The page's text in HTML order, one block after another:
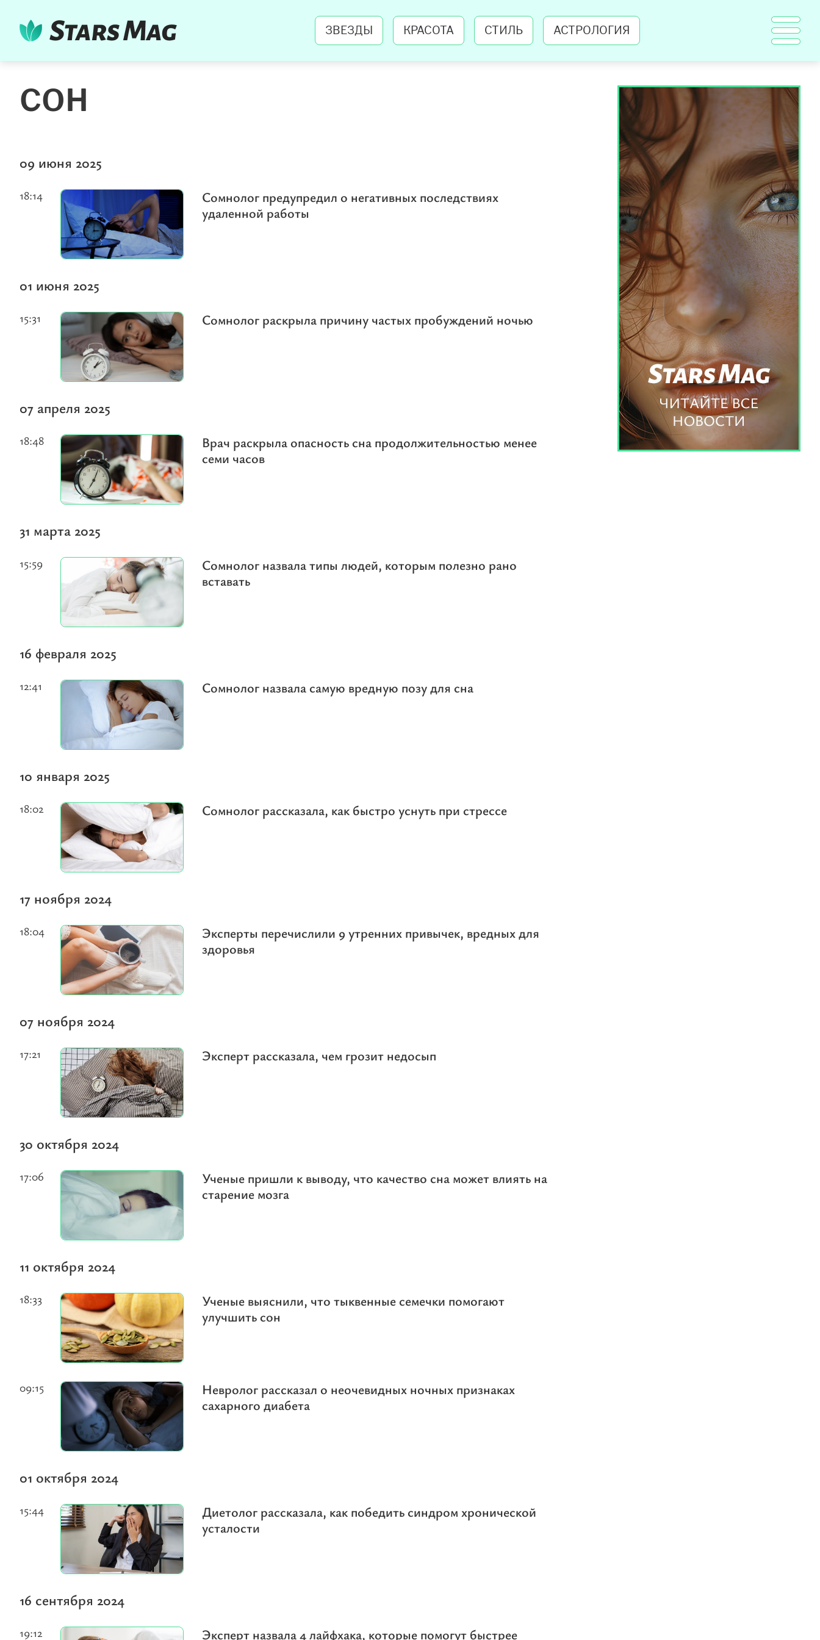
ЗВЕЗДЫ КРАСОТА СТИЛЬ АСТРОЛОГИЯ
СОН
09 июня 2025
Сомнолог предупредил о негативных последствиях
удаленной работы
18:14
01 июня 2025
Сомнолог раскрыла причину частых пробуждений ночью
15:31
07 апреля 2025
Врач раскрыла опасность сна продолжительностью менее
семи часов
18:48
31 марта 2025
Сомнолог назвала типы людей, которым полезно рано
вставать
15:59
16 февраля 2025
Сомнолог назвала самую вредную позу для сна
12:41
10 января 2025
Сомнолог рассказала, как быстро уснуть при стрессе
18:02
17 ноября 2024
Эксперты перечислили 9 утренних привычек, вредных для
здоровья
18:04
07 ноября 2024
Эксперт рассказала, чем грозит недосып
17:21
30 октября 2024
Ученые пришли к выводу, что качество сна может влиять на
старение мозга
17:06
11 октября 2024
Ученые выяснили, что тыквенные семечки помогают
улучшить сон
18:33
Невролог рассказал о неочевидных ночных признаках
сахарного диабета
09:15
01 октября 2024
Диетолог рассказала, как победить синдром хронической
усталости
15:44
16 сентября 2024
Эксперт назвала 4 лайфхака, которые помогут быстрее
19:12